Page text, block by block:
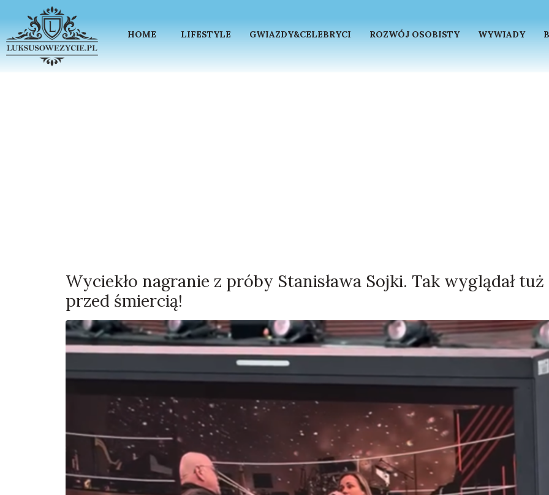
HOME LIFESTYLE GWIAZDY&CELEBRYCI ROZWÓJ OSOBISTY WYWIADY
Wyciekło nagranie z próby Stanisława Sojki. Tak wyglądał tuż
przed śmiercią!